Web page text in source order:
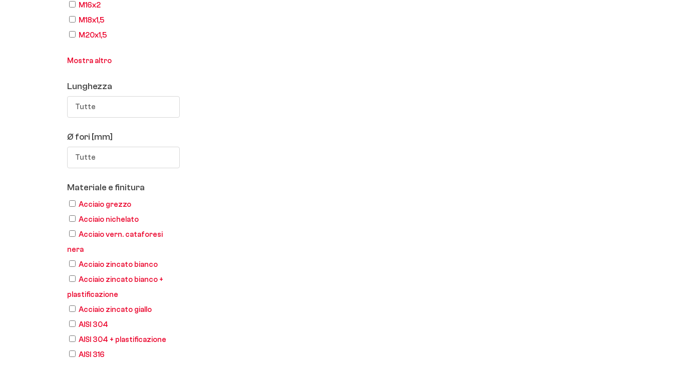
M16x2
M18x1,5
M20x1,5
Mostra altro
Lunghezza
Tutte
Ø fori [mm]
Tutte
Materiale e finitura
Acciaio grezzo
Acciaio nichelato
Acciaio vern. cataforesi
nera
Acciaio zincato bianco
Acciaio zincato bianco +
plastificazione
Acciaio zincato giallo
AISI 304
AISI 304 + plastificazione
AISI 316